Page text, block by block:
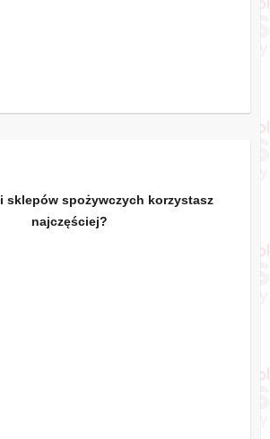
sklepów spożywczych korzystasz
najczęściej?